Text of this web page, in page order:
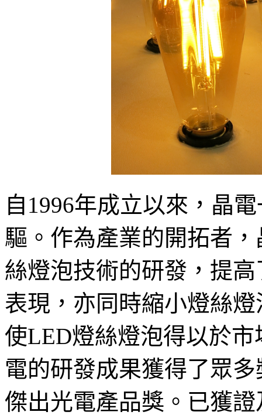
自1996年成立以來，晶
驅。作為產業的開拓者
絲燈泡技術的研發，提
表現，亦同時縮小燈絲
使LED燈絲燈泡得以於
電的研發成果獲得了眾
傑出光電產品獎。已獲